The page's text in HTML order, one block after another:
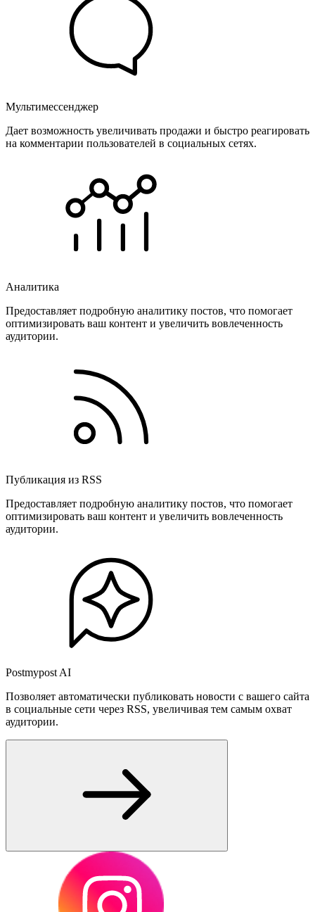
Мультимессенджер
Дает возможность увеличивать продажи и быстро реагировать
на комментарии пользователей в социальных сетях.
Аналитика
Предоставляет подробную аналитику постов, что помогает
оптимизировать ваш контент и увеличить вовлеченность
аудитории.
Публикация из RSS
Предоставляет подробную аналитику постов, что помогает
оптимизировать ваш контент и увеличить вовлеченность
аудитории.
Postmypost AI
Позволяет автоматически публиковать новости с вашего сайта
в социальные сети через RSS, увеличивая тем самым охват
аудитории.